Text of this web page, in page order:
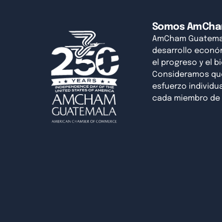
Somos
AmCham
desarrollo
el progreso y el
Consideramos
esfuerzo
cada miembro